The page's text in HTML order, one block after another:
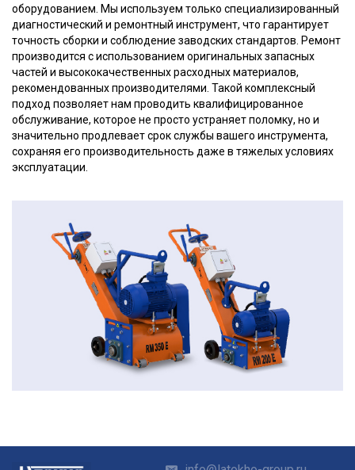
оборудованием. Мы используем только специализированный
диагностический и ремонтный инструмент, что гарантирует
точность сборки и соблюдение заводских стандартов. Ремонт
производится с использованием оригинальных запасных
частей и высококачественных расходных материалов,
рекомендованных производителями. Такой комплексный
подход позволяет нам проводить квалифицированное
обслуживание, которое не просто устраняет поломку, но и
значительно продлевает срок службы вашего инструмента,
сохраняя его производительность даже в тяжелых условиях
эксплуатации.